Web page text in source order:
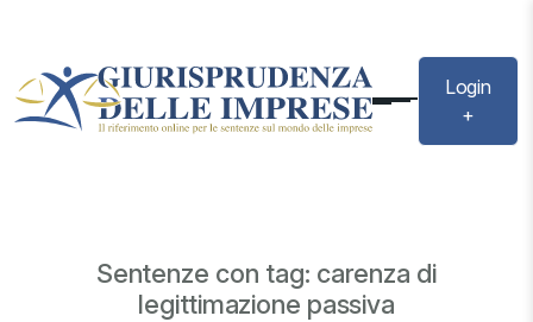
Login
+
Sentenze con tag: carenza di
legittimazione passiva